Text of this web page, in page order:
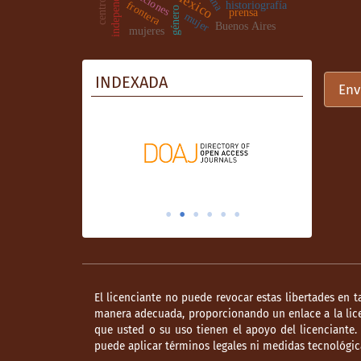
historiografía
género prensa
mujer Buenos Aires
frontera
mujeres
INDEXADA
El licenciante no puede revocar estas libertades
manera adecuada, proporcionando un enlace a la
que usted o su uso tienen el apoyo del licenciante.
puede aplicar términos legales ni medidas